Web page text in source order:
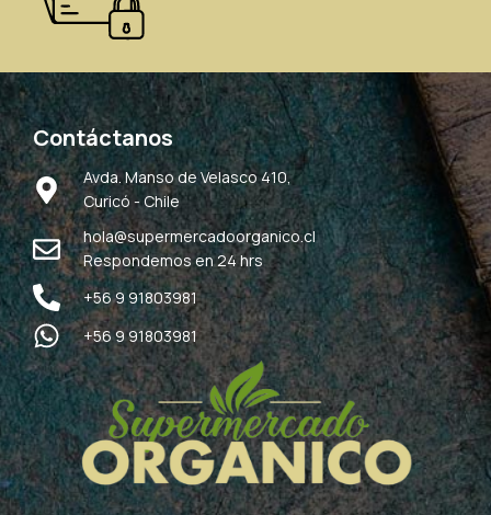
Contáctanos
Avda. Manso de Velasco 410,
Curicó - Chile
hola@supermercadoorganico.cl
Respondemos en 24 hrs
+56 9 91803981
+56 9 91803981